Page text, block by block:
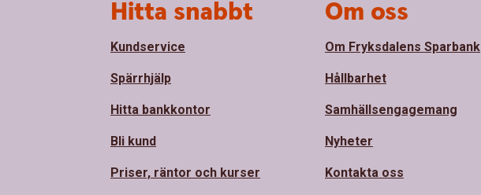
Hitta snabbt
Kundservice
Spärrhjälp
Hitta bankkontor
Bli kund
Priser, räntor och kurser
Om oss
Om Fryksdalens Sparbank
Hållbarhet
Samhällsengagemang
Nyheter
Kontakta oss